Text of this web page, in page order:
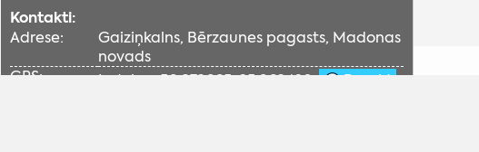
Kontakti:
Adrese:
Gaiziņkalns, Bērzaunes pagasts, Madonas
novads
GPS:
Lat, lon: 56.873665, 25.963420
Braukt